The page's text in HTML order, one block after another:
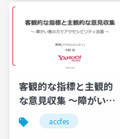
客観的な指標と主観的
な意見収集 ～障がい者
の力でアクセシビリテ
ィ改善～
accfes